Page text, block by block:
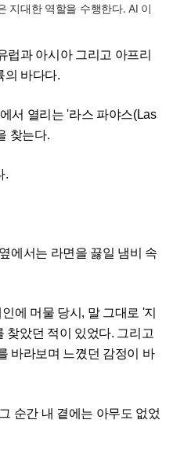
지대한 역할을 수행한다. AI 이
럽과 아시아 그리고 아프리
의 바다다.
서 열리는 '라스 파야스(Las
찾는다.
.
에서는 라면을 끓일 냄비 속
에 머물 당시, 말 그대로 '지
찾았던 적이 있었다. 그리고
바라보며 느꼈던 감정이 바
순간 내 곁에는 아무도 없었